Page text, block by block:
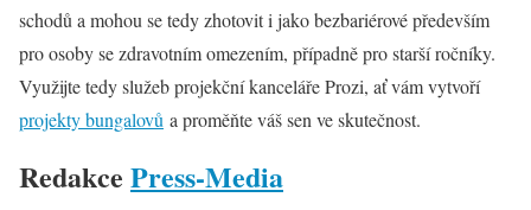
schodů a mohou se tedy zhotovit i jako bezbariérové především
pro osoby se zdravotním omezením, případně pro starší ročníky.
Využijte tedy služeb projekční kanceláře Prozi, ať vám vytvoří
projekty bungalovů a proměňte váš sen ve skutečnost.
Redakce Press-Media